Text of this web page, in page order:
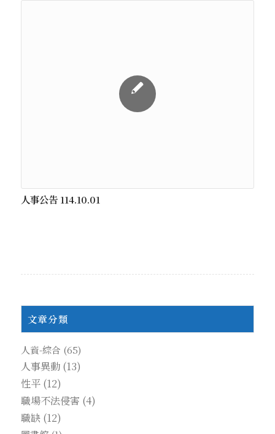
人事公告 114.10.01
文章分類
人資-綜合 (65)
人事異動(13)
性平(12)
職場不法侵害 (4)
職缺(12)